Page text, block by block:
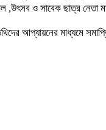
,উৎসব ও সাবেক ছাত্র
আপ্যায়নের মাধ্যমে